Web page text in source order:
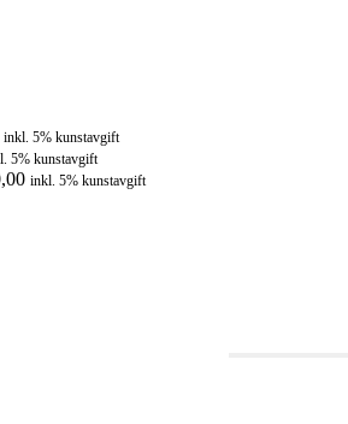
inkl. 5% kunstavgift
5% kunstavgift
inkl. 5% kunstavgift